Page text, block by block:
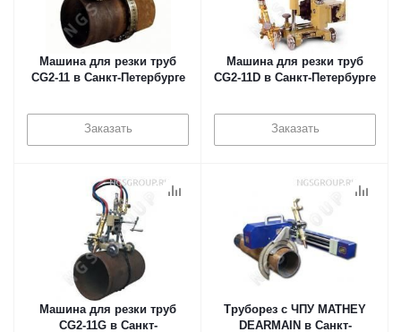
Машина для резки труб
CG2-11 в Санкт-Петербурге
Заказать
Машина для резки труб
CG2-11D в Санкт-Петербурге
Заказать
Машина для резки труб
CG2-11G в Санкт-
Труборез с ЧПУ MATHEY
DEARMAIN в Санкт-